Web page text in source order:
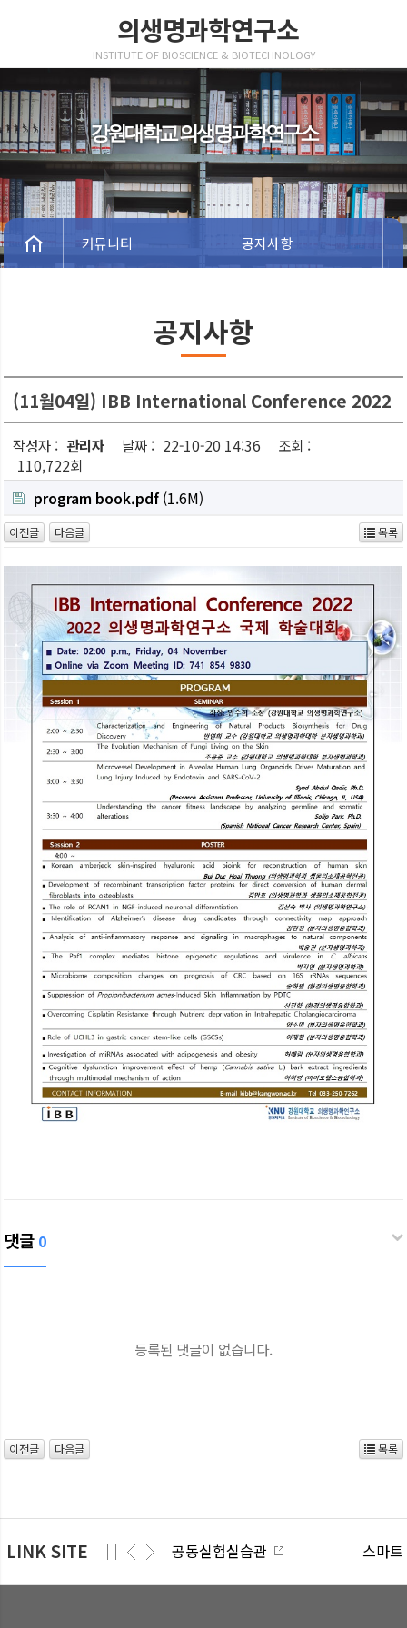
의생명과학연구소
INSTITUTE OF BIOSCIENCE & BIOTECHNOLOGY
강원대학교 의생명과학연구소
커뮤니티 공지사항
공지사항
(11월04일) IBB International Conference 2022
작성자 : 관리자 날짜 : 22-10-20 14:36
조회 :
110,722회
program book.pdf(1.6M)
이전글 다음글 목록
댓글 0
등록된 댓글이 없습니다.
이전글 다음글 목록
LINK SITE 공동실험실습관 스마